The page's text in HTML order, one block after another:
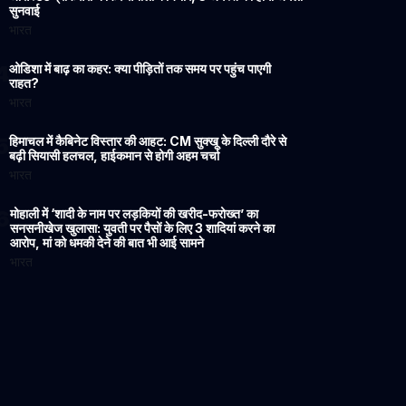
सुनवाई
4ओडिशा में बाढ़ का कहर: क्या पीड़ितों तक समय पर पहुंच पाएगी
राहत?
5हिमाचल में कैबिनेट विस्तार की आहट: CM सुक्खू के दिल्ली दौरे से
बढ़ी सियासी हलचल, हाईकमान से होगी अहम चर्चा
6मोहाली में ‘शादी के नाम पर लड़कियों की खरीद-फरोख्त’ का
सनसनीखेज खुलासा: युवती पर पैसों के लिए 3 शादियां करने का
आरोप, मां को धमकी देने की बात भी आई सामने